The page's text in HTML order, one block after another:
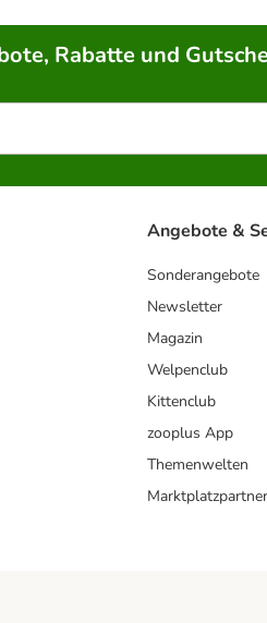
Rabatte und
Angebote &
Sonderangebote
Newsletter
Magazin
Welpenclub
Kittenclub
zooplus App
Themenwelten